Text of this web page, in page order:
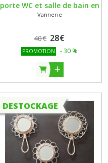
porte WC et salle de bain en
céramique vintage
Vannerie
40€ 28€
PROMOTION -30 %
DESTOCKAGE